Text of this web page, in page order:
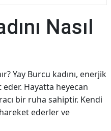
Nasıl
Yay Burcu kadını, enerjik
Hayatta heyecan
bir ruha sahiptir. Kendi
ederler ve